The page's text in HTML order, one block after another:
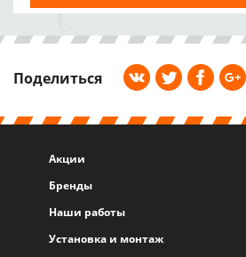
Поделиться
Акции
Бренды
Наши работы
Установка и монтаж